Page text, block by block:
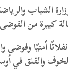
الشباب
كبيرة من
أمنيًا وفوضى
والقلق في